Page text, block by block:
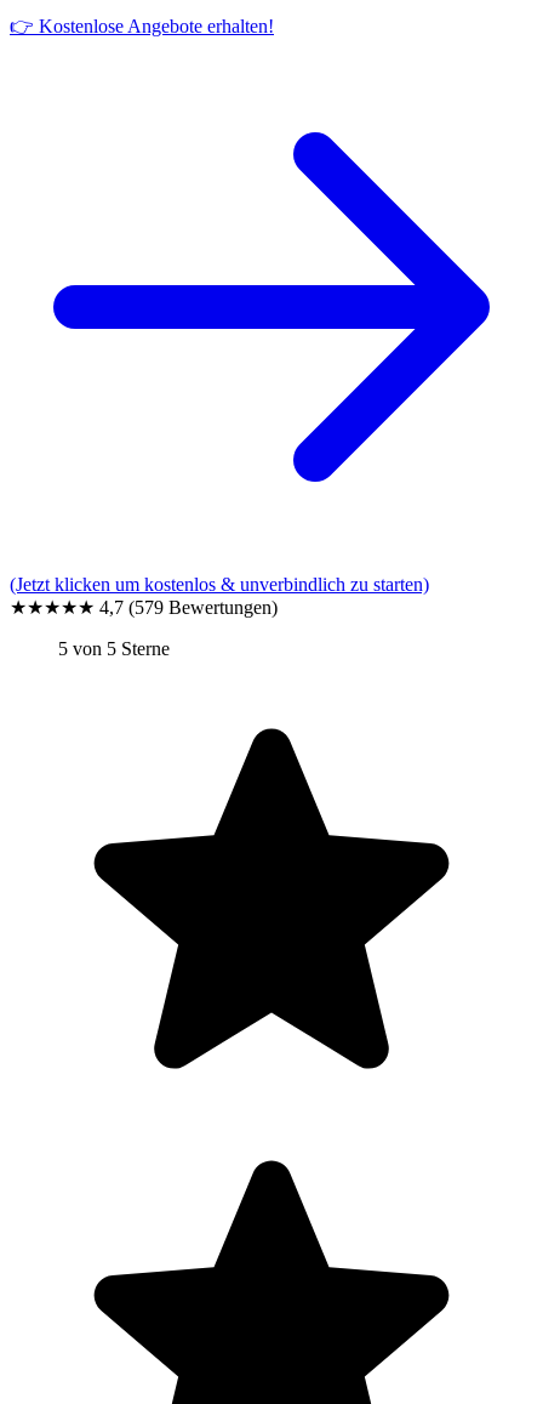
👉 Kostenlose Angebote erhalten!
(Jetzt klicken um kostenlos & unverbindlich zu starten)
★★★★★ 4,7 (579 Bewertungen)
5 von 5 Sterne